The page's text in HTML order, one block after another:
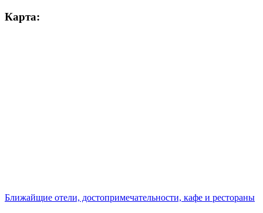
Карта:
Ближайщие отели, достопримечательности, кафе и рестораны